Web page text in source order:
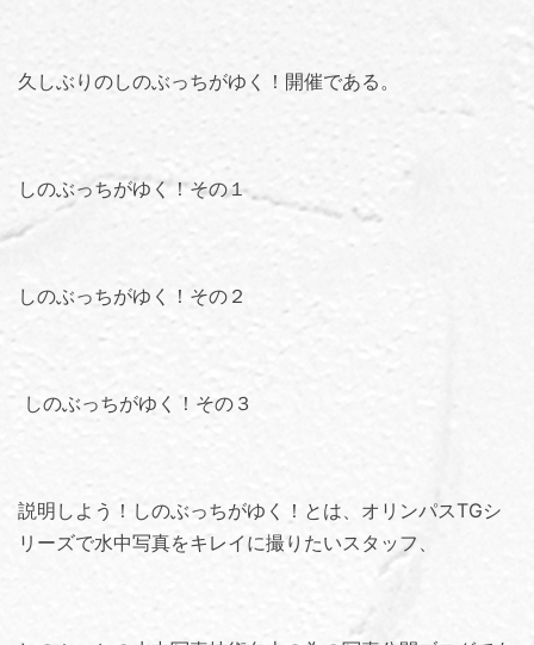
久しぶりのしのぶっちがゆく！開催である。
しのぶっちがゆく！その１
しのぶっちがゆく！その２
しのぶっちがゆく！その３
説明しよう！しのぶっちがゆく！とは、オリンパスTGシ
リーズで水中写真をキレイに撮りたいスタッフ、